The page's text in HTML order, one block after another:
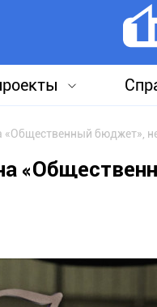
«Общественный бюджет»,